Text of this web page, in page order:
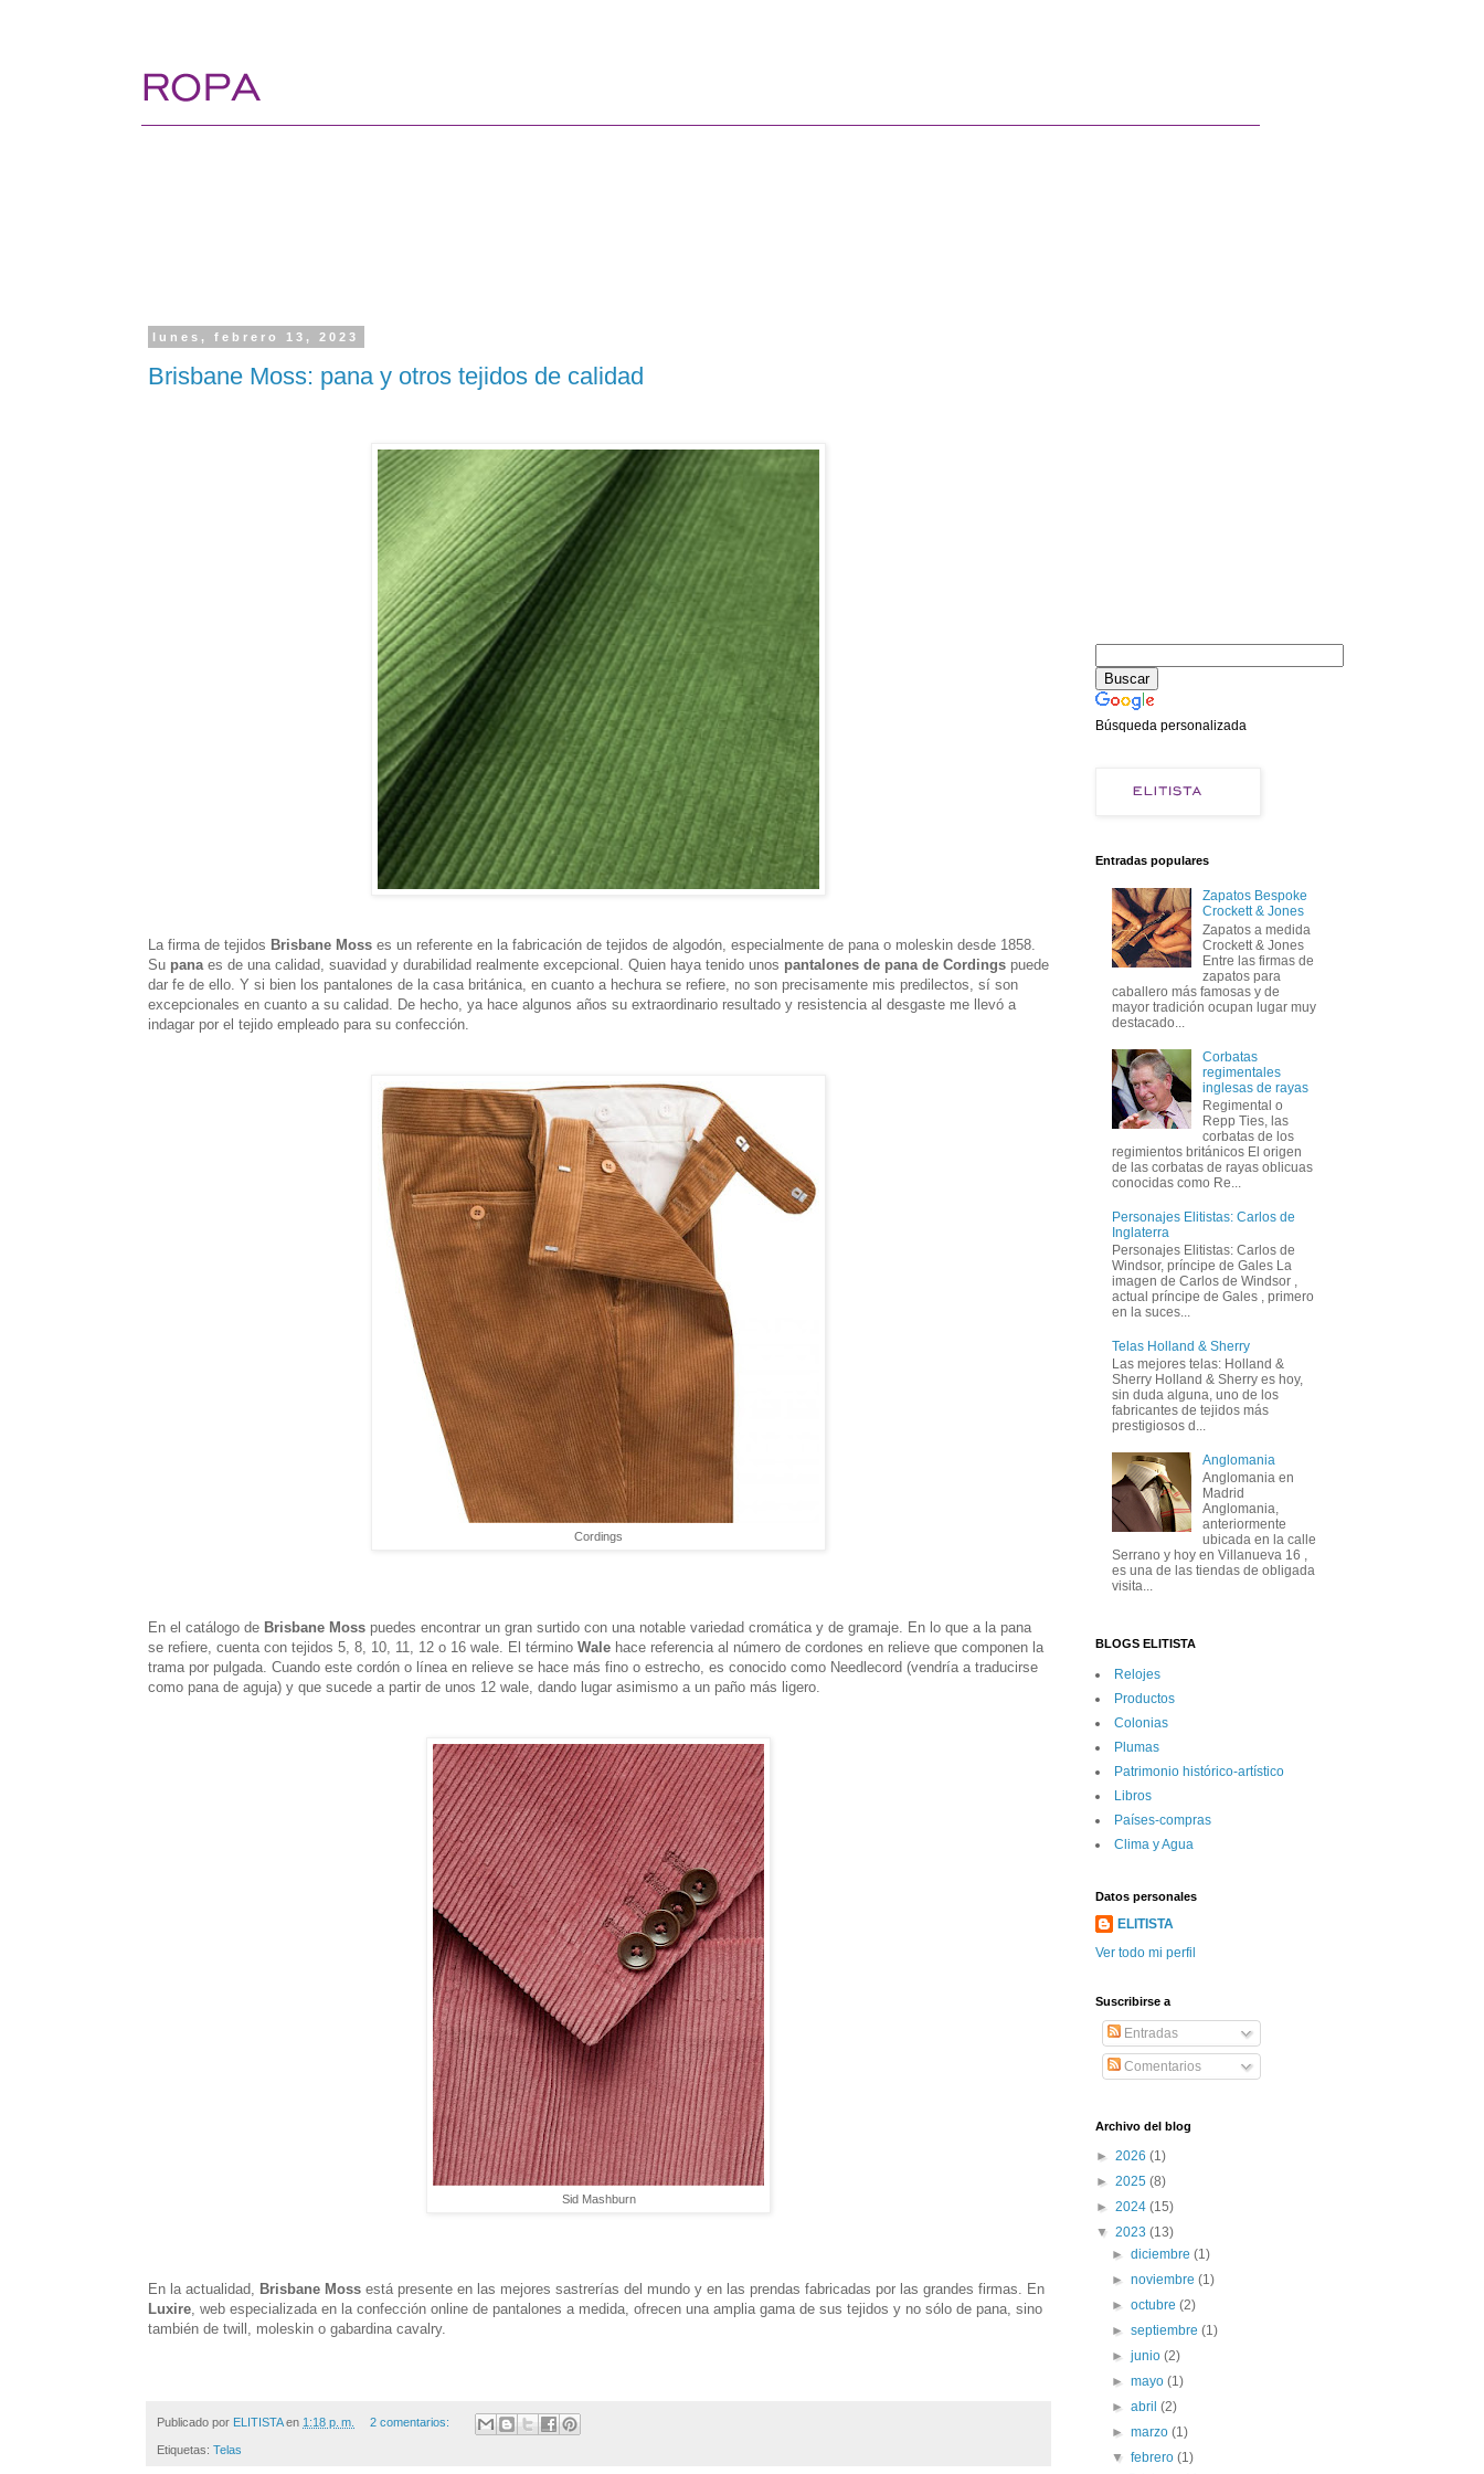
lunes, febrero 13, 2023
Brisbane Moss: pana y otros tejidos de calidad
La firma de tejidos Brisbane Moss es un referente en la fabricación de tejidos de algodón, especialmente de pana o moleskin desde 1858.
Su panaes de una calidad, suavidad y durabilidad realmente excepcional. Quien haya tenido unos pantalones de pana de Cordings puede
dar fe de ello. Y si bien los pantalones de la casa británica, en cuanto a hechura se refiere, no son precisamente mis predilectos, sí son
excepcionales en cuanto a su calidad. De hecho, ya hace algunos años su extraordinario resultado y resistencia al desgaste me llevó a
indagar por el tejido empleado para su confección.
Cordings
En el catálogo de Brisbane Moss puedes encontrar un gran surtido con una notable variedad cromática y de gramaje. En lo que a la pana
se refiere, cuenta con tejidos 5, 8, 10, 11, 12 o 16 wale. El término Wale hace referencia al número de cordones en relieve que componen la
trama por pulgada. Cuando este cordón o línea en relieve se hace más fino o estrecho, es conocido como Needlecord (vendría a traducirse
como pana de aguja) y que sucede a partir de unos 12 wale, dando lugar asimismo a un paño más ligero.
Sid Mashburn
En la actualidad, Brisbane Moss está presente en las mejores sastrerías del mundo y en las prendas fabricadas por las grandes firmas. En
Luxire, web especializada en la confección online de pantalones a medida, ofrecen una amplia gama de sus tejidos y no sólo de pana, sino
también de twill, moleskin o gabardina cavalry.
Publicado por ELITISTA en 1:18 p. m. 2 comentarios:
Etiquetas: Telas
Búsqueda personalizada
Entradas populares
Zapatos Bespoke
Crockett & Jones
Zapatos a medida
Crockett & Jones
Entre las firmas de
zapatos para
caballero más famosas y de
mayor tradición ocupan lugar muy
destacado...
Corbatas
regimentales
inglesas de rayas
Regimental o
Repp Ties, las
corbatas de los
regimientos británicos El origen
de las corbatas de rayas oblicuas
conocidas como Re...
Personajes Elitistas: Carlos de
Inglaterra
Personajes Elitistas: Carlos de
Windsor, príncipe de Gales La
imagen de Carlos de Windsor ,
actual príncipe de Gales , primero
en la suces...
Telas Holland & Sherry
Las mejores telas: Holland &
Sherry Holland & Sherry es hoy,
sin duda alguna, uno de los
fabricantes de tejidos más
prestigiosos d...
Anglomania
Anglomania en
Madrid
Anglomania,
anteriormente
ubicada en la calle
Serrano y hoy en Villanueva 16 ,
es una de las tiendas de obligada
visita...
BLOGS ELITISTA
Relojes
Productos
Colonias
Plumas
Patrimonio histórico-artí­stico
Libros
Paí­ses-compras
Clima y Agua
Datos personales
ELITISTA
Ver todo mi perfil
Suscribirse a
Entradas
Comentarios
Archivo del blog
► 2026 (1)
► 2025 (8)
► 2024 (15)
▼ 2023 (13)
►diciembre(1)
►noviembre(1)
►octubre(2)
►septiembre(1)
►junio(2)
►mayo(1)
►abril(2)
►marzo(1)
▼febrero(1)